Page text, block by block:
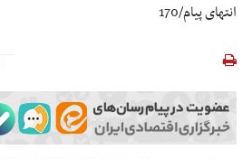
انتهای پیام/170